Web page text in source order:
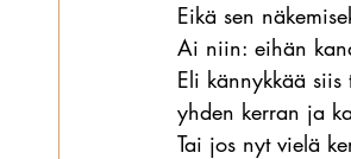
Eikä sen
Ai niin: eihän
Eli kännykkää
yhden kerran ja
Tai jos nyt vielä